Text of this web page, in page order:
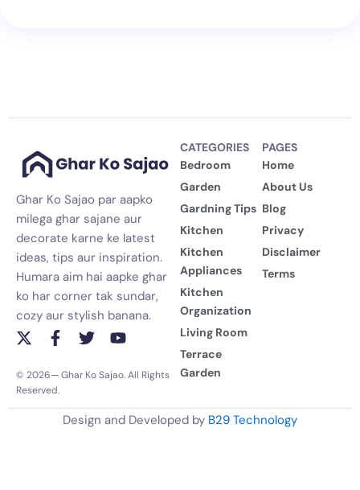
Ghar Ko Sajao par aapko
milega ghar sajane aur
decorate karne ke latest
ideas, tips aur inspiration.
Humara aim hai aapke ghar
ko har corner tak sundar,
cozy aur stylish banana.
X
t
w
F
c
e
o
T
i
e
r
Y
u
b
© 2026— Ghar Ko Sajao. All Rights
Reserved.
CATEGORIES
Bedroom
Garden
Gardning Tips
Kitchen
Kitchen
Appliances
Kitchen
Organization
Living Room
Terrace
Garden
PAGES
Home
About Us
Blog
Privacy
Disclaimer
Terms
Design and Developed by B29 Technology